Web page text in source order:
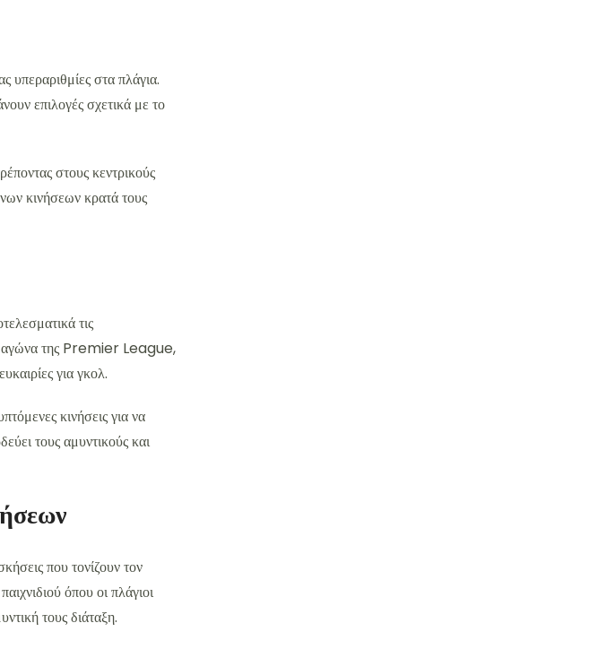
υπεραριθμίες στα πλάγια.
επιλογές σχετικά με το
στους κεντρικούς
κινήσεων κρατά τους
τις
αγώνα της Premier League,
για γκολ.
κινήσεις για να
τους αμυντικούς και
που τονίζουν τον
όπου οι πλάγιοι
τους διάταξη.